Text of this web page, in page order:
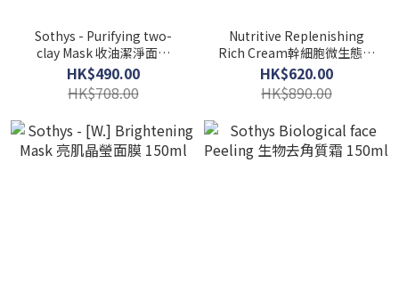
Sothys - Purifying two-
clay Mask 收油潔淨面膜
150ml
HK$490.00
HK$708.00
Nutritive Replenishing
Rich Cream幹細胞微生態面
霜 150ml
HK$620.00
HK$890.00